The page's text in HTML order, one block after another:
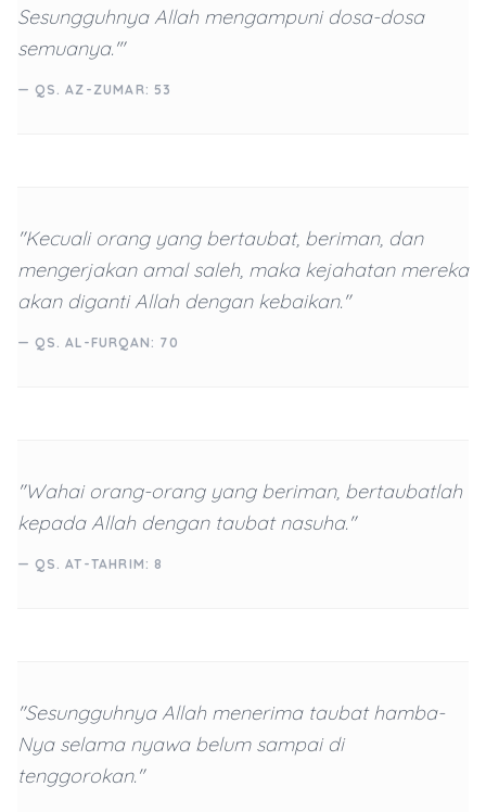
Sesungguhnya Allah mengampuni dosa-dosa
semuanya.'"
— QS. AZ-ZUMAR: 53
"Kecuali orang yang bertaubat, beriman, dan
mengerjakan amal saleh, maka kejahatan mereka
akan diganti Allah dengan kebaikan."
— QS. AL-FURQAN: 70
"Wahai orang-orang yang beriman, bertaubatlah
kepada Allah dengan taubat nasuha."
— QS. AT-TAHRIM: 8
"Sesungguhnya Allah menerima taubat hamba-
Nya selama nyawa belum sampai di
tenggorokan."